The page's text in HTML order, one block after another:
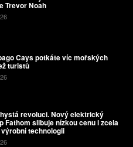
Trevor Noah
Cays potkáte víc mořských
turistů
revoluci. Nový elektrický
Fathom slibuje nízkou cenu i zcela
technologii